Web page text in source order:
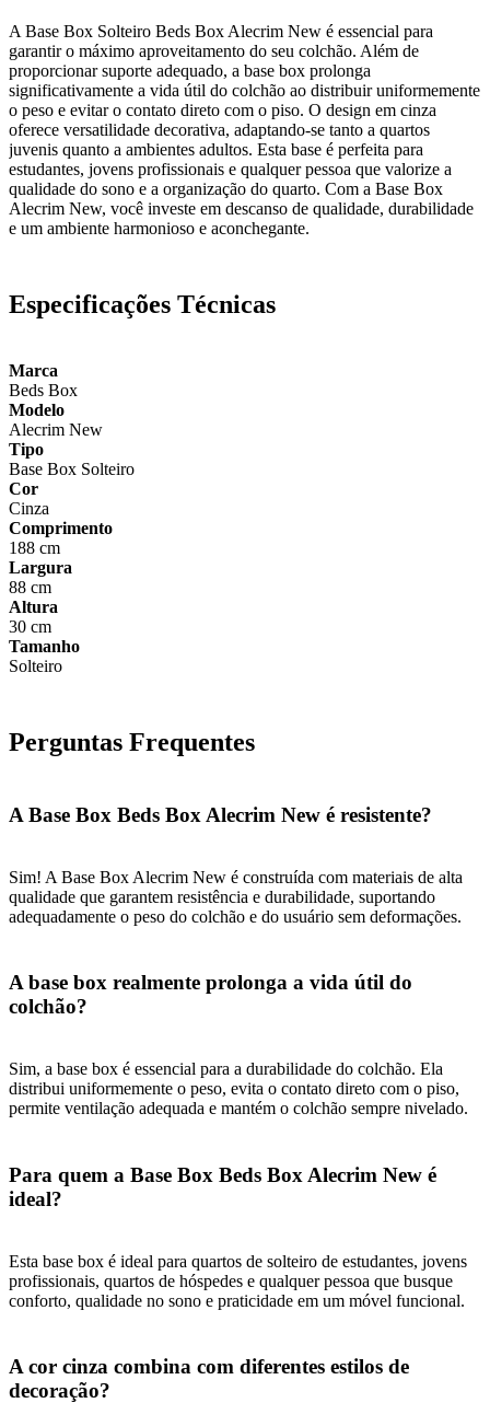
A Base Box Solteiro Beds Box Alecrim New é essencial para
garantir o máximo aproveitamento do seu colchão. Além de
proporcionar suporte adequado, a base box prolonga
significativamente a vida útil do colchão ao distribuir uniformemente
o peso e evitar o contato direto com o piso. O design em cinza
oferece versatilidade decorativa, adaptando-se tanto a quartos
juvenis quanto a ambientes adultos. Esta base é perfeita para
estudantes, jovens profissionais e qualquer pessoa que valorize a
qualidade do sono e a organização do quarto. Com a Base Box
Alecrim New, você investe em descanso de qualidade, durabilidade
e um ambiente harmonioso e aconchegante.
Especificações Técnicas
Marca
Beds Box
Modelo
Alecrim New
Tipo
Base Box Solteiro
Cor
Cinza
Comprimento
188 cm
Largura
88 cm
Altura
30 cm
Tamanho
Solteiro
Perguntas Frequentes
A Base Box Beds Box Alecrim New é resistente?
Sim! A Base Box Alecrim New é construída com materiais de alta
qualidade que garantem resistência e durabilidade, suportando
adequadamente o peso do colchão e do usuário sem deformações.
A base box realmente prolonga a vida útil do
colchão?
Sim, a base box é essencial para a durabilidade do colchão. Ela
distribui uniformemente o peso, evita o contato direto com o piso,
permite ventilação adequada e mantém o colchão sempre nivelado.
Para quem a Base Box Beds Box Alecrim New é
ideal?
Esta base box é ideal para quartos de solteiro de estudantes, jovens
profissionais, quartos de hóspedes e qualquer pessoa que busque
conforto, qualidade no sono e praticidade em um móvel funcional.
A cor cinza combina com diferentes estilos de
decoração?